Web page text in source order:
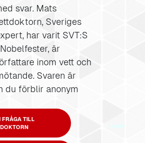
svar. Mats
Sveriges
har varit SVT:S
är
inom vett och
Svaren är
du förblir anonym
FRÅGA TILL